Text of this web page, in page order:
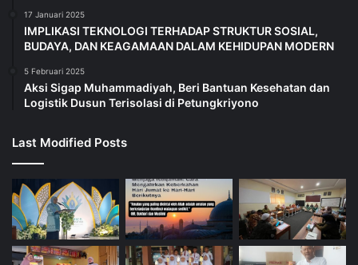
17 Januari 2025
IMPLIKASI TEKNOLOGI TERHADAP STRUKTUR SOSIAL,
BUDAYA, DAN KEAGAMAAN DALAM KEHIDUPAN MODERN
5 Februari 2025
Aksi Sigap Muhammadiyah, Beri Bantuan Kesehatan dan
Logistik Dusun Terisolasi di Petungkriyono
Last Modified Posts